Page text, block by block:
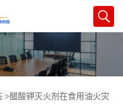
>醋酸钾灭火剂在食用油火灾